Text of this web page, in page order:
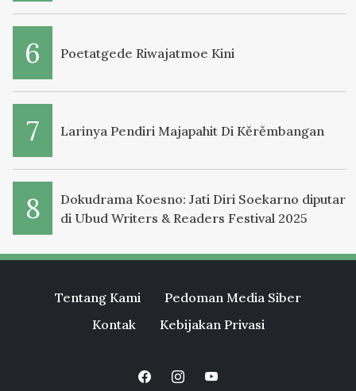
Poetatgede Riwajatmoe Kini
Larinya Pendiri Majapahit Di Kěrěmbangan
Dokudrama Koesno: Jati Diri Soekarno diputar
di Ubud Writers & Readers Festival 2025
Tentang Kami
Pedoman Media Siber
Kontak
Kebijakan Privasi